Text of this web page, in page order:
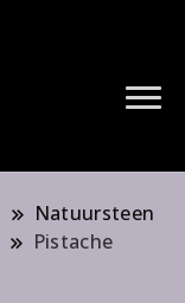
Natuursteen
Pistache